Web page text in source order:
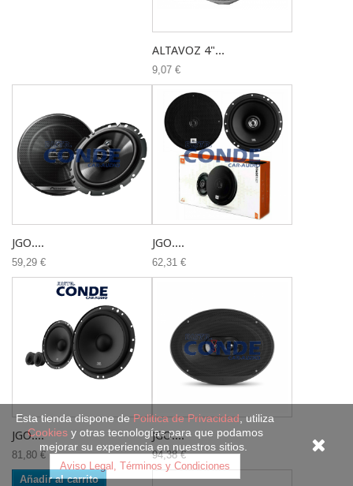
ALTAVOZ 4"...
9,07 €
JGO....
59,29 €
JGO....
62,31 €
JGO....
81,80 €
Añadir al carrito
JGO....
94,38 €
Esta tienda dispone de Politica de Privacidad , utiliza
Cookiesy otras tecnologías para que podamos
mejorar su experiencia en nuestros sitios.
Aviso Legal, Términos y Condiciones